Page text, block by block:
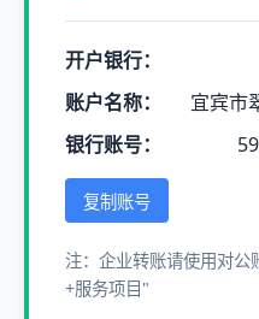
开户银行：
账户名称：
宜宾市
银行账号：
复制账号
注：企业转账请使用对
+服务项目"